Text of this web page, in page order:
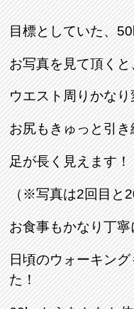
目標としていた、
お写真を見て頂くと
ウエスト周りかなり
お尻もきゅっと引き
足が長く見えます！
（※写真は2回目と
お食事もかなり丁寧
日頃のウォーキン
た！